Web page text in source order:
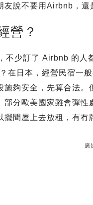
友說不要用Airbnb，
營？
不少訂了 Airbnb 的人
在日本，經營民宿一
施夠安全，先算合法。
部分歐美國家雖會彈
間屋上去放租，有冇
廣